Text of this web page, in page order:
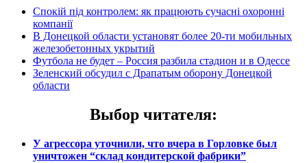
Спокій під контролем: як працюють сучасні охоронні
компанії
В Донецкой области установят более 20-ти мобильных
железобетонных укрытий
Футбола не будет – Россия разбила стадион и в Одессе
Зеленский обсудил с Драпатым оборону Донецкой
области
Выбор читателя:
У агрессора уточнили, что вчера в Горловке был
уничтожен “склад кондитерской фабрики”